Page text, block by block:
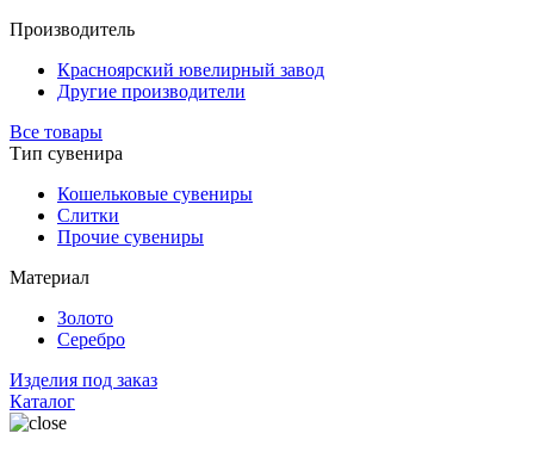
Производитель
Красноярский ювелирный завод
Другие производители
Все товары
Тип сувенира
Кошельковые сувениры
Слитки
Прочие сувениры
Материал
Золото
Серебро
Изделия под заказ
Каталог